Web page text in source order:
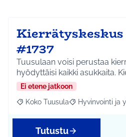
#1737
Tuusulaan voisi perustaa
hyödyttäisi kaikki asukkaita.
Ei etene jatkoon
Rajaa tulokset aihepiirin mukaan:
Koko Tuusula Rajaa tulokset
Hyvinvointi ja
Tutustu